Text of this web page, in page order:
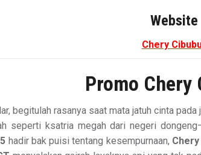
Website
Chery
Promo Chery
begitulah rasanya saat mata jatuh cinta pada
seperti ksatria megah dari negeri
hadir bak puisi tentang kesempurnaan, Chery